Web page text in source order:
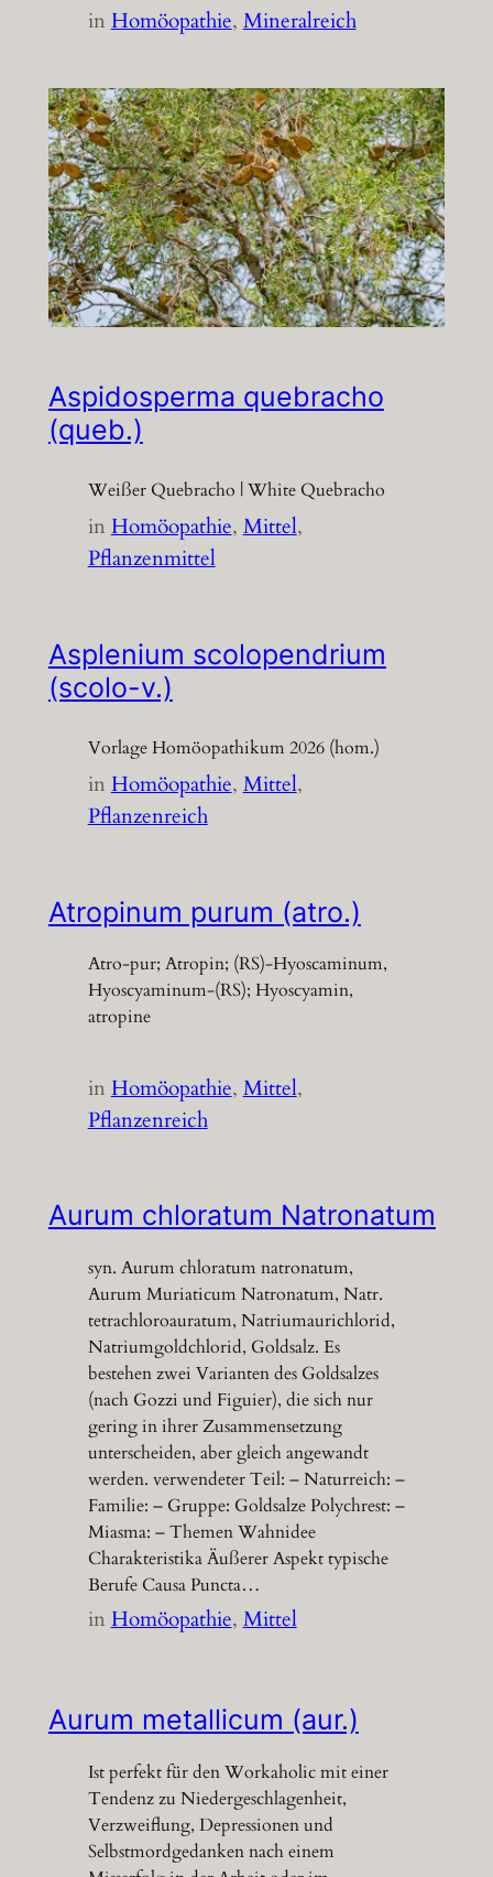
inHomöopathie, Mineralreich
Aspidosperma quebracho
(queb.)
Weißer Quebracho | White Quebracho
inHomöopathie, Mittel
Pflanzenmittel
Asplenium scolopendrium
(scolo-v.)
Vorlage Homöopathikum 2026 (hom.)
inHomöopathie, Mittel
Pflanzenreich
Atropinum purum (atro.)
Atro-pur; Atropin; (RS)-Hyoscaminum,
Hyoscyaminum-(RS); Hyoscyamin,
atropine
inHomöopathie, Mittel
Pflanzenreich
Aurum chloratum Natronatum
syn. Aurum chloratum natronatum,
Aurum Muriaticum Natronatum, Natr.
tetrachloroauratum, Natriumaurichlorid,
Natriumgoldchlorid, Goldsalz. Es
bestehen zwei Varianten des Goldsalzes
(nach Gozzi und Figuier), die sich nur
gering in ihrer Zusammensetzung
unterscheiden, aber gleich angewandt
werden. verwendeter Teil: – Naturreich: –
Familie: – Gruppe: Goldsalze Polychrest: –
Miasma: – Themen Wahnidee
Charakteristika Äußerer Aspekt typische
Berufe Causa Puncta…
inHomöopathie, Mittel
Aurum metallicum (aur.)
Ist perfekt für den Workaholic mit einer
Tendenz zu Niedergeschlagenheit,
Verzweiflung, Depressionen und
Selbstmordgedanken nach einem